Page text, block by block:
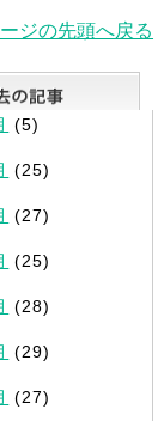
ジの先頭へ戻る
(5)
(25)
(27)
(25)
(28)
(29)
(27)